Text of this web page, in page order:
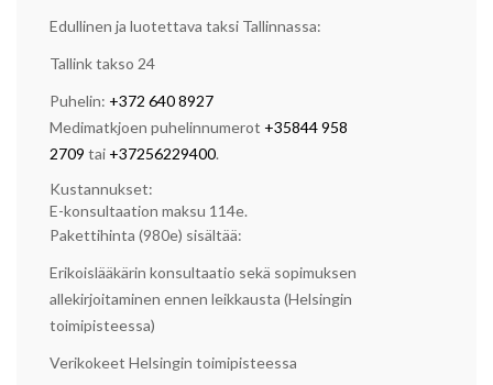
Edullinen ja luotettava taksi Tallinnassa:
Tallink takso 24
Puhelin: +372 640 8927
Medimatkjoen puhelinnumerot +35844 958
2709 tai +37256229400.
Kustannukset:
E-konsultaation maksu 114e.
Pakettihinta (980e) sisältää:
Erikoislääkärin konsultaatio sekä sopimuksen
allekirjoitaminen ennen leikkausta (Helsingin
toimipisteessa)
Verikokeet Helsingin toimipisteessa